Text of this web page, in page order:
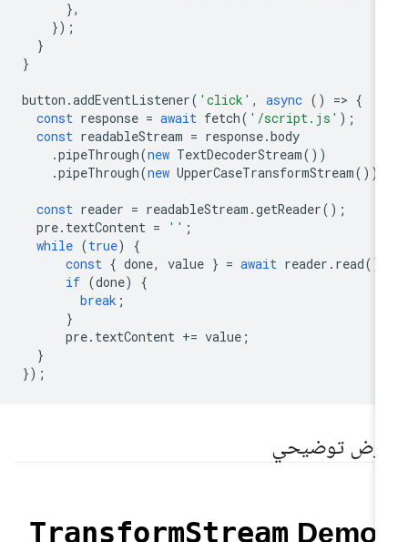
button.addEventListener('click', async () =
const response = await fetch('/script.js'
const readableStream = response.body
.pipeThrough( new TextDecoderStream
.pipeThrough( new UpperCaseTransformStream
const reader = readableStream.getReader
pre.textContent =
while (true
const
{ done, value = await reader.read
if (done
break
pre.textContent += value
توضيحي